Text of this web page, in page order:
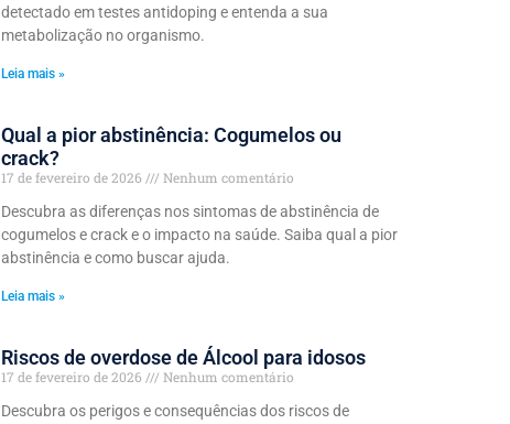
detectado em testes antidoping e entenda a sua
metabolização no organismo.
Leia mais »
Qual a pior abstinência: Cogumelos ou
crack?
17 de fevereiro de 2026
Nenhum comentário
Descubra as diferenças nos sintomas de abstinência de
cogumelos e crack e o impacto na saúde. Saiba qual a pior
abstinência e como buscar ajuda.
Leia mais »
Riscos de overdose de Álcool para idosos
17 de fevereiro de 2026
Nenhum comentário
Descubra os perigos e consequências dos riscos de